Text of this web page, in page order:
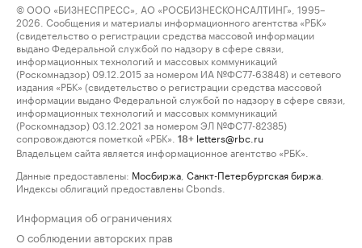
© ООО «БИЗНЕСПРЕСС», АО «РОСБИЗНЕСКОНСАЛТИНГ», 1995–
2026. Сообщения и материалы информационного агентства «РБК»
(свидетельство о регистрации средства массовой информации
выдано Федеральной службой по надзору в сфере связи,
информационных технологий и массовых коммуникаций
(Роскомнадзор) 09.12.2015 за номером ИА №ФС77-63848) и сетевого
издания «РБК» (свидетельство о регистрации средства массовой
информации выдано Федеральной службой по надзору в сфере связи,
информационных технологий и массовых коммуникаций
(Роскомнадзор) 03.12.2021 за номером ЭЛ №ФС77-82385)
сопровождаются пометкой «РБК».
18+ letters@rbc.ru
Владельцем сайта является информационное агентство «РБК».
Данные предоставлены: Мосбиржа Санкт-Петербургская биржа
Индексы облигаций предоставлены Cbonds.
Информация об ограничениях
О соблюдении авторских прав